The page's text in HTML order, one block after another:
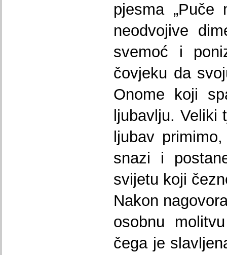
pjesma
neodvojive
svemoć i
čovjeku da
Onome koji
ljubavlju.
ljubav
snazi i
svijetu koji
Nakon
osobnu
čega je